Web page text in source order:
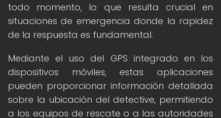
todo momento, lo que resulta crucial en
situaciones de emergencia donde la rapidez
de la respuesta es fundamental.
Mediante el uso del GPS integrado en los
dispositivos móviles, estas aplicaciones
pueden proporcionar información detallada
sobre la ubicación del detective, permitiendo
a los equipos de rescate o a las autoridades